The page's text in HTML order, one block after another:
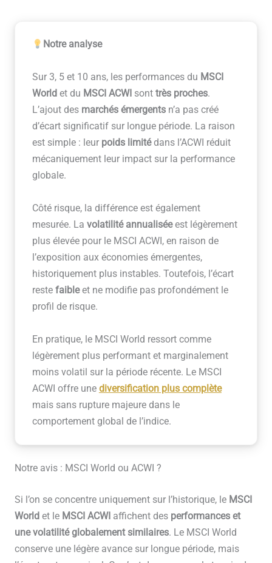
Notre analyse
Sur 3, 5 et 10 ans, les performances du MSCI
World et du MSCI ACWI sont très proches.
L’ajout des marchés émergentsn’a pas créé
d’écart significatif sur longue période. La raison
est simple : leur poids limitédans l’ACWI réduit
mécaniquement leur impact sur la performance
globale.
Côté risque, la différence est également
mesurée. La volatilité annualiséeest légèrement
plus élevée pour le MSCI ACWI, en raison de
l’exposition aux économies émergentes,
historiquement plus instables. Toutefois, l’écart
reste faibleet ne modifie pas profondément le
profil de risque.
En pratique, le MSCI World ressort comme
légèrement plus performant et marginalement
moins volatil sur la période récente. Le MSCI
ACWI offre une diversification plus complète
mais sans rupture majeure dans le
comportement global de l’indice.
Notre avis : MSCI World ou ACWI ?
Si l’on se concentre uniquement sur l’historique, le MSCI
World et le MSCI ACWI affichent des performances et
une volatilité globalement similaires. Le MSCI World
conserve une légère avance sur longue période, mais